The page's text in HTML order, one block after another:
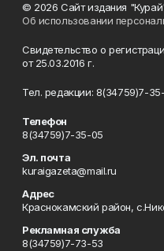
© 2026 Сайт издания
Об использовании
Свидетельство о
от 25.03.2016 г.
Тел. редакции: 8(34759)7-
Телефон
8(34759)7-35-05
Эл. почта
kuraigazeta@mail.ru
Адрес
Краснокамский район,
Рекламная служба
8(34759)7-73-53